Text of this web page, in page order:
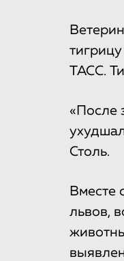
ТАСС.
«После
Столь.
Вместе
львов,